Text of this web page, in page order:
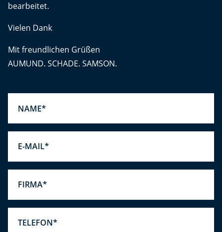
bearbeitet.
Vielen Dank
Mit freundlichen Grüßen
AUMUND. SCHADE. SAMSON.